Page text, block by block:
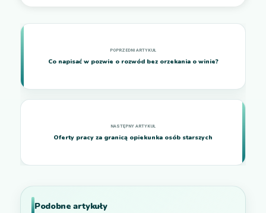
Co napisać w pozwie o rozwód bez orzekania o winie?
Oferty pracy za granicą opiekunka osób starszych
Podobne artykuły